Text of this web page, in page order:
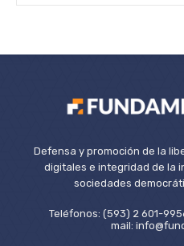
Defensa y promoción de la
digitales e integridad de la
sociedades
Teléfonos: (593) 2 601-
mail: